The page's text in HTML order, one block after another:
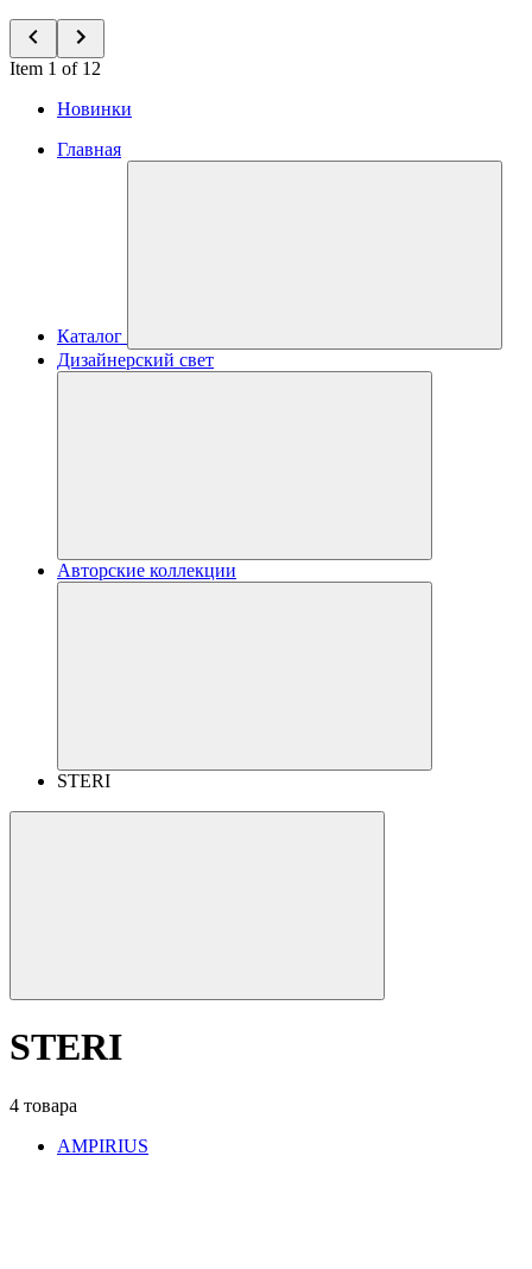
Item 1 of 12
Новинки
Главная
Каталог
Дизайнерский свет
Авторские коллекции
STERI
STERI
4 товара
AMPIRIUS